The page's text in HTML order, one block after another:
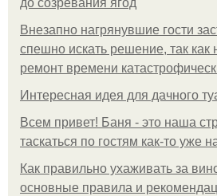
до созревания ягод
Внезапно нагрянувшие гости
спешно искать решение, так как
ремонт времени
Интересная идея для дачного
Всем привет! Баня - это наша
таскаться по гостям как-то уже
Как правильно ухаживать за
основные правила и